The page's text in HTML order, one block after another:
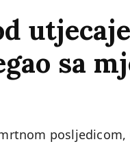
sa
posljedicom,